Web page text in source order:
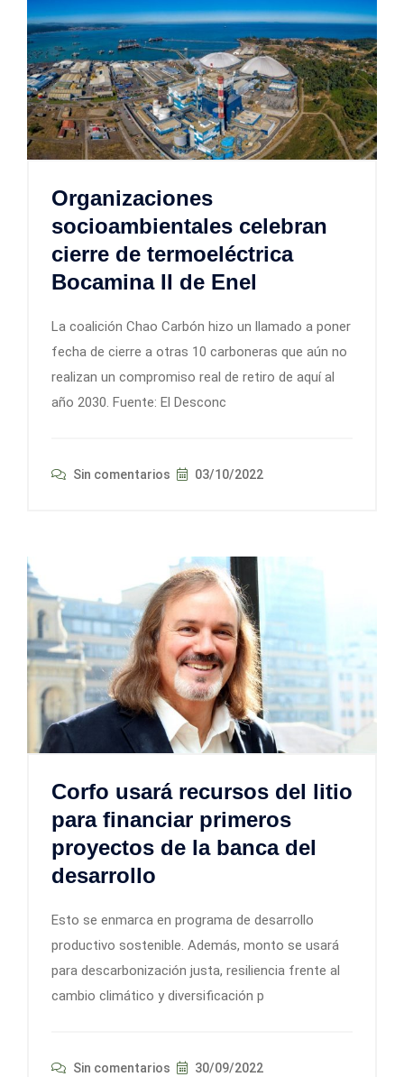
Organizaciones
socioambientales celebran
cierre de termoeléctrica
Bocamina II de Enel
La coalición Chao Carbón hizo un llamado a poner
fecha de cierre a otras 10 carboneras que aún no
realizan un compromiso real de retiro de aquí al
año 2030. Fuente: El Desconc
Sin comentarios 03/10/2022
Corfo usará recursos del litio
para financiar primeros
proyectos de la banca del
desarrollo
Esto se enmarca en programa de desarrollo
productivo sostenible. Además, monto se usará
para descarbonización justa, resiliencia frente al
cambio climático y diversificación p
Sin comentarios 30/09/2022